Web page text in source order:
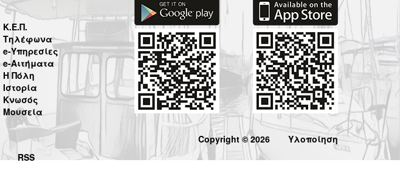
Κ.Ε.Π.
Τηλέφωνα
e-Υπηρεσίες
e-Αιτήματα
Η Πόλη
Ιστορία
Κνωσός
Μουσεία
RSS
Copyright © 2026 Υλοποίηση